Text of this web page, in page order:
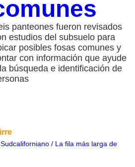
panteones fueron revisados
estudios del subsuelo para
posibles fosas comunes y
con información que ayude
búsqueda e identificación de
/ La fila más larga de